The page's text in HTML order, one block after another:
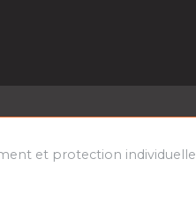
et protection individuelle